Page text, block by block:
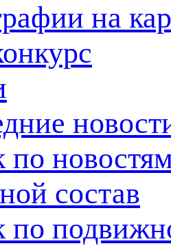
на
по
состав
по